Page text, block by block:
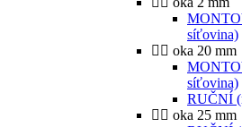
síťovina)
oka 20 mm
síťovina)
RUČNÍ
oka 25 mm